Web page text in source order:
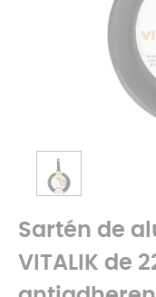
Sartén de
VITALIK de